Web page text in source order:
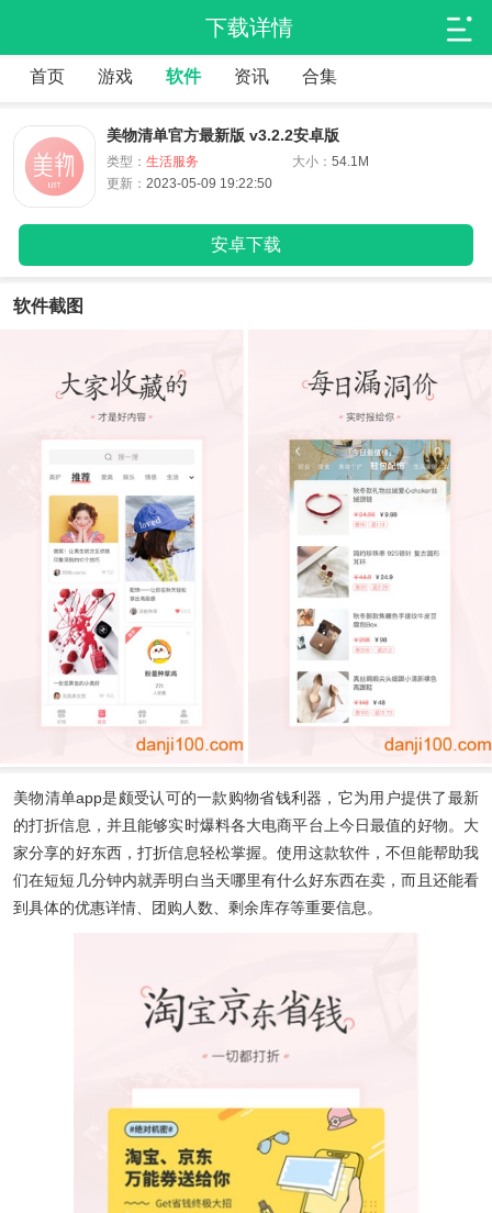
下载详情
首页 游戏 软件 资讯 合集
美物清单官方最新版 v3.2.2安卓版
类型： 生活服务 大小：54.1M
更新： 2023-05-09 19:22:50
安卓下载
软件截图
美物清单app是颇受认可的一款购物省钱利器，它为用户提供了最新
的打折信息，并且能够实时爆料各大电商平台上今日最值的好物。大
家分享的好东西，打折信息轻松掌握。使用这款软件，不但能帮助我
们在短短几分钟内就弄明白当天哪里有什么好东西在卖，而且还能看
到具体的优惠详情、团购人数、剩余库存等重要信息。